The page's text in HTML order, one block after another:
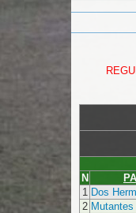
N
1 Dos
2 Mutantes